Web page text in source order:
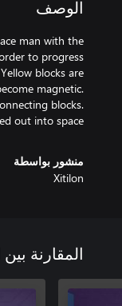
الوصف
man with the
to progress
blocks are
magnetic.
blocks.
out into space.
منشور بواسطة
Xitilon
المقارنة